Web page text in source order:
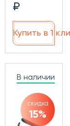
₽
Купить в 1
В наличии
скидка
15%